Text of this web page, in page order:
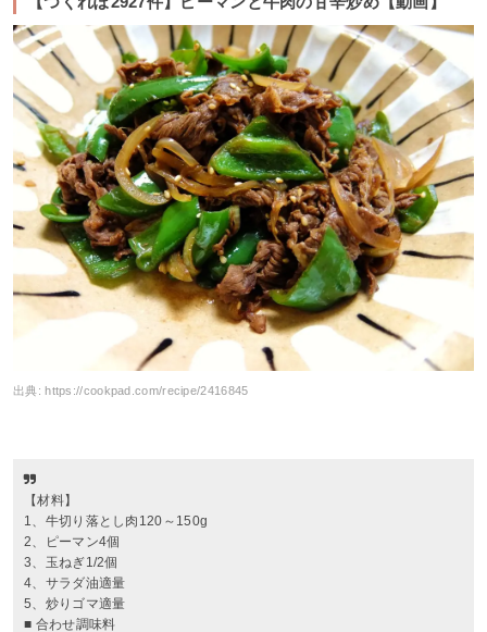
出典:https://cookpad.com/recipe/2416845
【材料】
1、牛切り落とし肉120～150g
2、ピーマン4個
3、玉ねぎ1/2個
4、サラダ油適量
5、炒りゴマ適量
■ 合わせ調味料